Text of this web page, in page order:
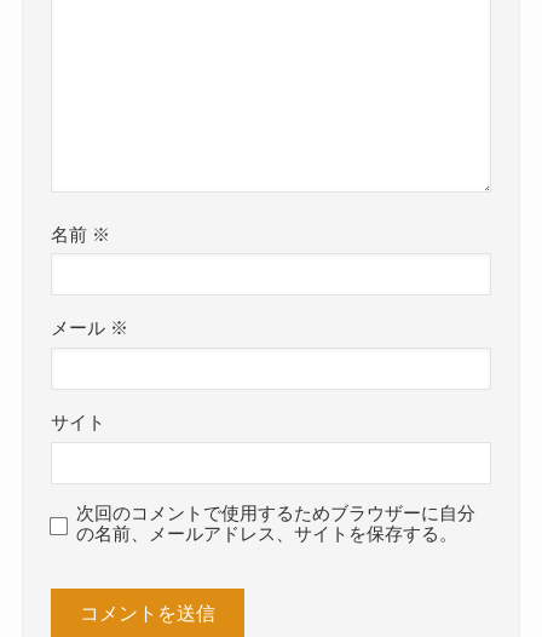
名前 ※
メール ※
サイト
次回のコメントで使用するためブラウザーに自分
の名前、メールアドレス、サイトを保存する。